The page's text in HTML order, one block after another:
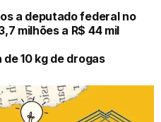
a deputado federal no
milhões a R$ 44 mil
de 10 kg de drogas